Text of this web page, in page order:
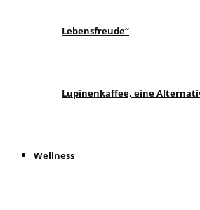
Lebensfreude“
Lupinenkaffee, eine
Wellness